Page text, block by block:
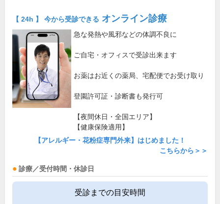
【 24h 】 今から受診できる オンライン診療
急な発熱や風邪などの体調不良に
ご自宅・オフィスで受診出来ます
お薬はお近くの薬局、宅配便でお受け取り
登園許可証・診断書も発行可
【夜間休日・全国エリア】
【健康保険適用】
【アレルギー・花粉症専門外来】はじめました！
こちらから＞＞
診療／受付時間・休診日
受診までの目安時間